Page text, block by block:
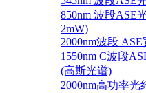
850nm 波段ASE
2mW)
2000nm波段
1550nm C波段
(高斯光谱)
2000nm高功率光